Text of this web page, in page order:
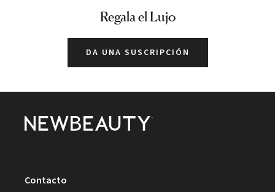
Regala el Lujo
DA UNA SUSCRIPCIÓN
Contacto